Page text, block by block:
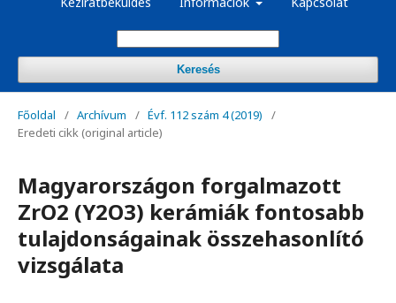
Keresés
Főoldal / Archívum / Évf. 112 szám 4 (2019)
/
Eredeti cikk (original article)
Magyarországon forgalmazott
ZrO2 (Y2O3) kerámiák fontosabb
tulajdonságainak összehasonlító
vizsgálata